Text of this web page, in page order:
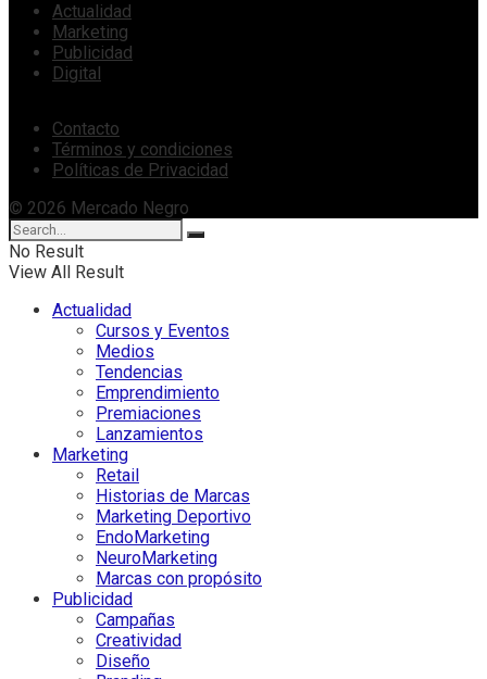
Actualidad
Marketing
Publicidad
Digital
Contacto
Términos y condiciones
Políticas de Privacidad
© 2026 Mercado Negro
No Result
View All Result
Actualidad
Cursos y Eventos
Medios
Tendencias
Emprendimiento
Premiaciones
Lanzamientos
Marketing
Retail
Historias de Marcas
Marketing Deportivo
EndoMarketing
NeuroMarketing
Marcas con propósito
Publicidad
Campañas
Creatividad
Diseño